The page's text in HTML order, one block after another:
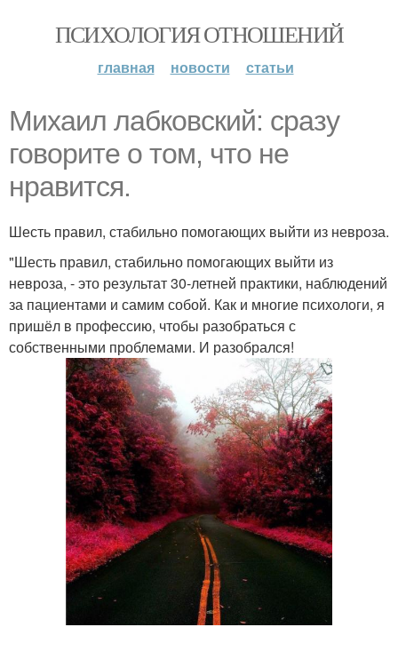
ПСИХОЛОГИЯ ОТНОШЕНИЙ
главная новости статьи
Михаил лабковский: сразу
говорите о том, что не
нравится.
Шесть правил, стабильно помогающих выйти из невроза.
"Шесть правил, стабильно помогающих выйти из
невроза, - это результат 30-летней практики, наблюдений
за пациентами и самим собой. Как и многие психологи, я
пришёл в профессию, чтобы разобраться с
собственными проблемами. И разобрался!